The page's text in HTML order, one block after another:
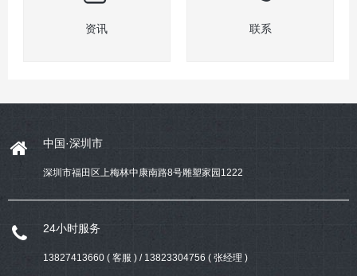
资讯 联系
中国·深圳市
深圳市福田区上梅林中康南路8号雕塑家园1222
24小时服务
13827413660 ( 客服 ) / 13823304756 ( 张经理 )